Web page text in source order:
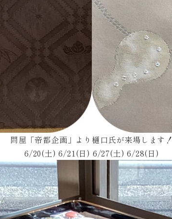
問屋「帝都企画」より樋口氏が来場します！
6/20(土) 6/21(日) 6/27(土) 6/28(日)